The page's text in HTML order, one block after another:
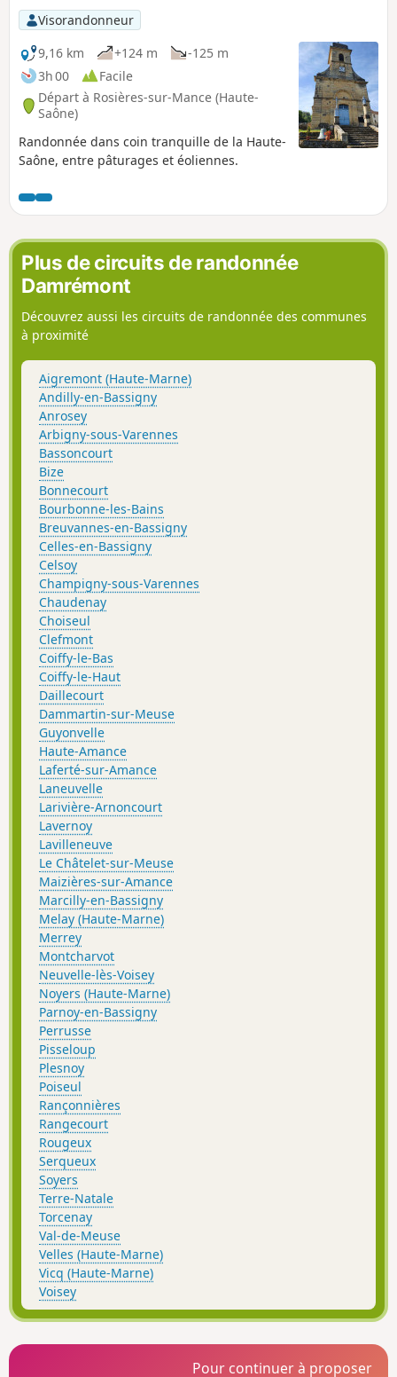
Visorandonneur
9,16 km
+124 m
-125 m
3h 00
Facile
Départ à Rosières-sur-Mance (Haute-
Saône)
Randonnée dans coin tranquille de la Haute-
Saône, entre pâturages et éoliennes.
Plus de circuits de randonnée
Damrémont
Découvrez aussi les circuits de randonnée des communes
à proximité
Aigremont (Haute-Marne)
Andilly-en-Bassigny
Anrosey
Arbigny-sous-Varennes
Bassoncourt
Bize
Bonnecourt
Bourbonne-les-Bains
Breuvannes-en-Bassigny
Celles-en-Bassigny
Celsoy
Champigny-sous-Varennes
Chaudenay
Choiseul
Clefmont
Coiffy-le-Bas
Coiffy-le-Haut
Daillecourt
Dammartin-sur-Meuse
Guyonvelle
Haute-Amance
Laferté-sur-Amance
Laneuvelle
Larivière-Arnoncourt
Lavernoy
Lavilleneuve
Le Châtelet-sur-Meuse
Maizières-sur-Amance
Marcilly-en-Bassigny
Melay (Haute-Marne)
Merrey
Montcharvot
Neuvelle-lès-Voisey
Noyers (Haute-Marne)
Parnoy-en-Bassigny
Perrusse
Pisseloup
Plesnoy
Poiseul
Rançonnières
Rangecourt
Rougeux
Serqueux
Soyers
Terre-Natale
Torcenay
Val-de-Meuse
Velles (Haute-Marne)
Vicq (Haute-Marne)
Voisey
Pour continuer à proposer